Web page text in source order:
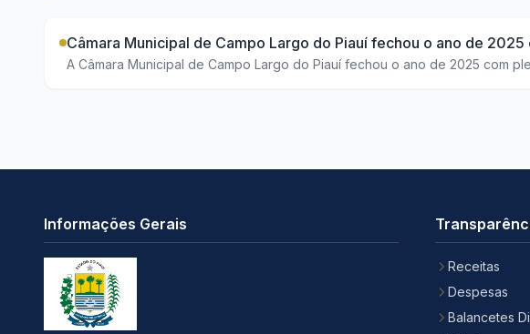
Câmara Municipal de Campo Largo do Piauí fechou o ano de
A Câmara Municipal de Campo Largo do Piauí fechou o ano de 2025 com
Informações Gerais
Receitas
Despesas
Balancetes